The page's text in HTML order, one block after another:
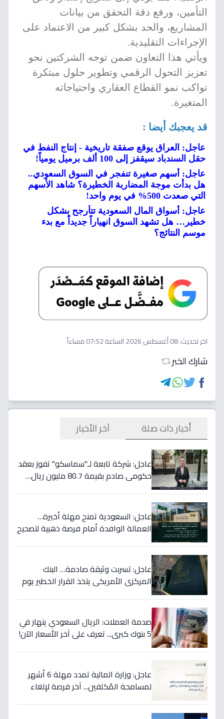
التأمين، ورفع دقة التحقق من بيانات
المشاريع، والحد بشكل كبير من الاعتماد على
الإجراءات التقليدية.
ويأتي هذا التعاون ضمن توجه الشركتين نحو
تعزيز التحول الرقمي وتطوير حلول مبتكرة
تواكب نمو القطاع العقاري واحتياجاته
المتغيرة.
قد يعجبك أيضا :
عاجل: العراق يوقع صفقة تاريخية - إنتاج النفط في
حقل السندباد سيقفز إلى 100 ألف برميل يومياً!
عاجل: أسهم صغيرة تنفجر في السوق السعودي..
هل بدأت موجة المضاربة الخطيرة؟ شاهد الأسهم
التي صعدت 500% في يوم واحد!
عاجل: أسواق المال السعودية تتأرجح بشكل
خطير… هل تشهد السوق انهياراً جديداً مع بدء
موسم النتائج؟
اخر تحديث:08 أغسطس 2026 الساعة 07:52 مساءاً
شارك الخبر
أخبار ذات صلة آخر الأخبار
عاجل: شركة تابعة لـ"سماسكو" تفوز بعقد
حكومي صادم بقيمة 80.7 مليون ريال…
عاجل: السعودية تمنح مهلة أخيرة…
العمالة الوافدة أمام فرصة ذهبية لتصحيح
عاجل: تسربت وثيقة صادمة… البنك
المركزي الأمريكي يتخذ القرار الخطير يوم
صدمة العملات: الريال السعودي ينهار في
5 بنوك كبرى... تعرف على آخر الأسعار الآن!
عاجل: وزارة المالية تمدد مهلة 6 أشهر
لمسامحة المُكلفين... آخر فرصة لإلغاء